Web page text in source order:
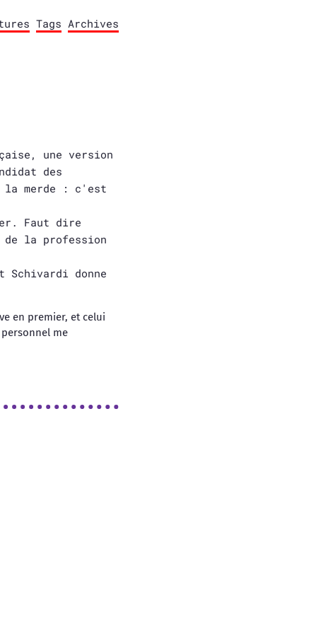
Tags Archives
une version
des
la merde : c'est
Faut dire
la profession
Schivardi donne
en premier, et celui
me